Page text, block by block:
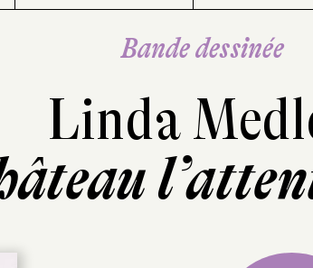
Bande dessinée
Linda